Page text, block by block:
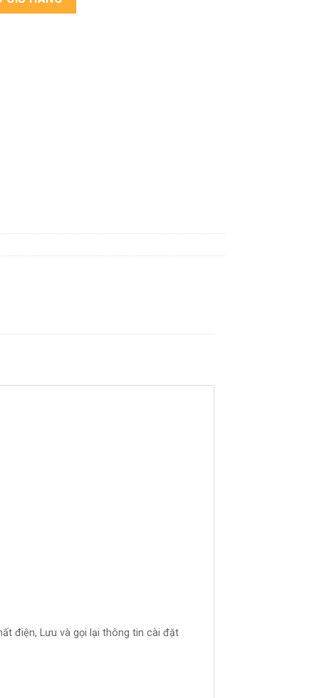
điện, Lưu và gọi lại thông tin cài đặt